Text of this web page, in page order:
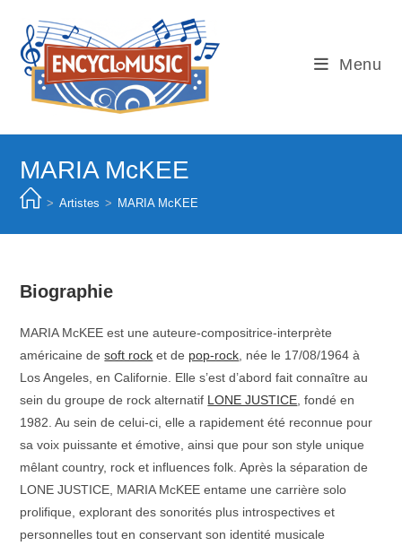
content
Menu
MARIA McKEE
> Artistes > MARIA McKEE
Biographie
MARIA McKEE est une auteure-compositrice-interprète
américaine desoft rock et de pop-rock , née le 17/08/1964 à
Los Angeles, en Californie. Elle s’est d’abord fait connaître au
sein du groupe de rock alternatif LONE JUSTICE , fondé en
1982. Au sein de celui-ci, elle a rapidement été reconnue pour
sa voix puissante et émotive, ainsi que pour son style unique
mêlant country, rock et influences folk. Après la séparation de
LONE JUSTICE, MARIA McKEE entame une carrière solo
prolifique, explorant des sonorités plus introspectives et
personnelles tout en conservant son identité musicale